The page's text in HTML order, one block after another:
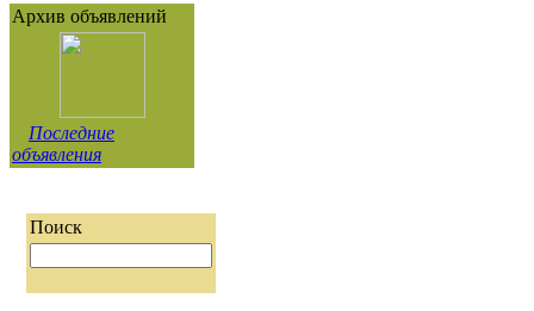
Архив объявлений
Последние
объявления
Поиск